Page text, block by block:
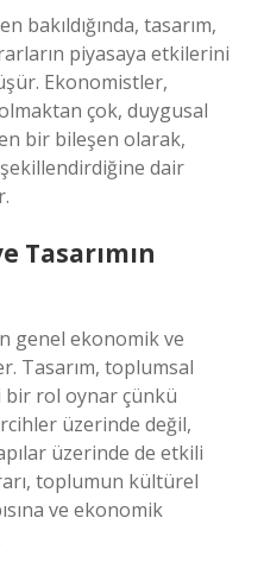
bakıldığında, tasarım,
piyasaya etkilerini
Ekonomistler,
çok, duygusal
bir bileşen olarak,
dair
Tasarımın
genel ekonomik ve
Tasarım, toplumsal
bir rol oynar çünkü
üzerinde değil,
üzerinde de etkili
toplumun kültürel
ve ekonomik